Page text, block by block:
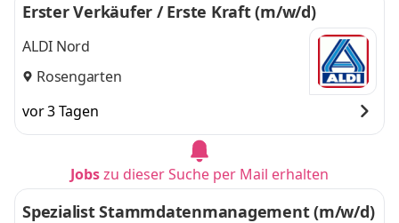
Erster Verkäufer / Erste Kraft (m/w/d)
ALDI Nord
Rosengarten
vor 3 Tagen
Jobszu dieser Suche per Mail erhalten
Spezialist Stammdatenmanagement (m/w/d)